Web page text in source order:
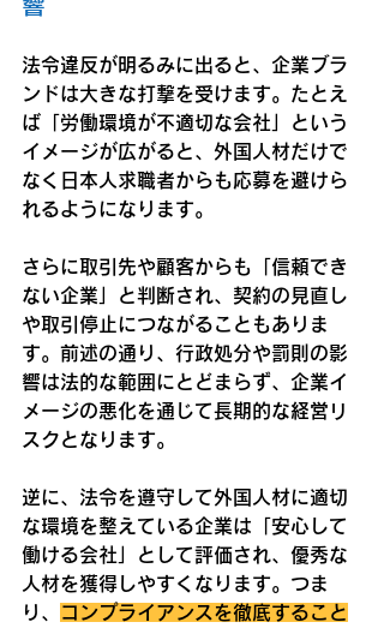
響
法令違反が明るみに出ると、企業ブラ
ンドは大きな打撃を受けます。たとえ
ば「労働環境が不適切な会社」という
イメージが広がると、外国人材だけで
なく日本人求職者からも応募を避けら
れるようになります。
さらに取引先や顧客からも「信頼でき
ない企業」と判断され、契約の見直し
や取引停止につながることもありま
す。前述の通り、行政処分や罰則の影
響は法的な範囲にとどまらず、企業イ
メージの悪化を通じて長期的な経営リ
スクとなります。
逆に、法令を遵守して外国人材に適切
な環境を整えている企業は「安心して
働ける会社」として評価され、優秀な
人材を獲得しやすくなります。つま
り、
コンプライアンスを徹底すること